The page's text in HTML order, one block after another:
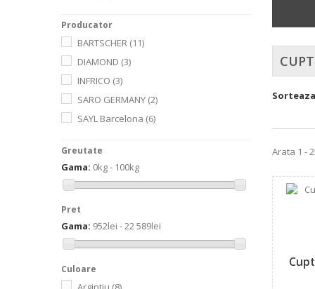
Producator
BARTSCHER (11)
DIAMOND (3)
INFRICO (3)
SARO GERMANY (2)
SAYL Barcelona (6)
Greutate
Gama: 0kg - 100kg
Pret
Gama: 952lei - 22 589lei
Culoare
Arata 1 -